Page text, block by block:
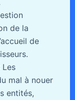
de la
de
mal à nouer
entités,